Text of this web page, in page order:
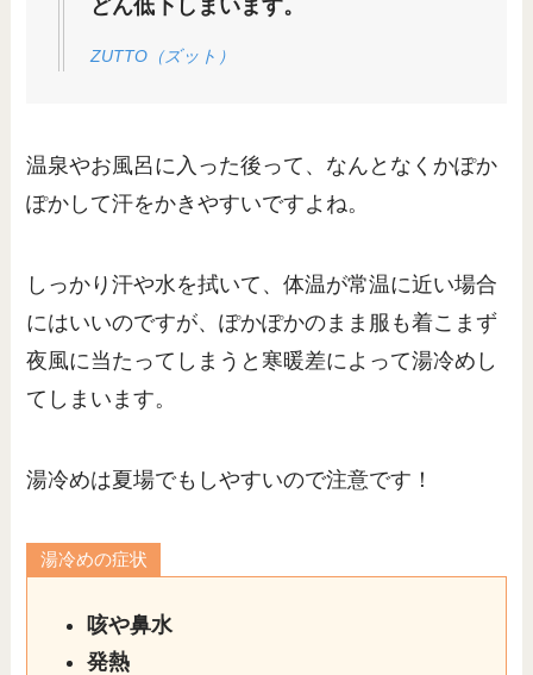
どん低下しまいます。
ZUTTO（ズット）
温泉やお風呂に入った後って、なんとなくかぽか
ぽかして汗をかきやすいですよね。
しっかり汗や水を拭いて、体温が常温に近い場合
にはいいのですが、ぽかぽかのまま服も着こまず
夜風に当たってしまうと寒暖差によって湯冷めし
てしまいます。
湯冷めは夏場でもしやすいので注意です！
湯冷めの症状
咳や鼻水
発熱